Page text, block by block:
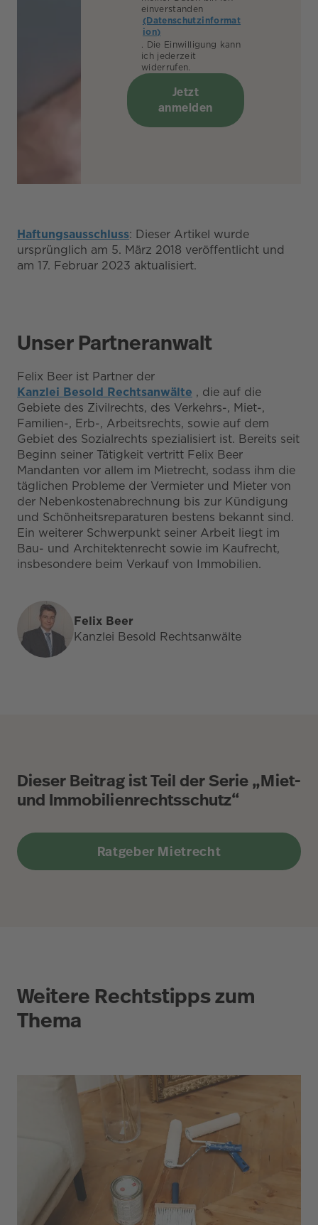
einverstanden
(Datenschutzinformat
ion)
. Die Einwilligung kann
ich jederzeit
widerrufen.
Jetzt
anmelden
Haftungsausschluss: Dieser Artikel wurde
ursprünglich am 5. März 2018 veröffentlicht und
am 17. Februar 2023 aktualisiert.
Unser Partneranwalt
Felix Beer ist Partner der
Kanzlei Besold Rechtsanwälte , die auf die
Gebiete des Zivilrechts, des Verkehrs-, Miet-,
Familien-, Erb-, Arbeitsrechts, sowie auf dem
Gebiet des Sozialrechts spezialisiert ist. Bereits seit
Beginn seiner Tätigkeit vertritt Felix Beer
Mandanten vor allem im Mietrecht, sodass ihm die
täglichen Probleme der Vermieter und Mieter von
der Nebenkostenabrechnung bis zur Kündigung
und Schönheitsreparaturen bestens bekannt sind.
Ein weiterer Schwerpunkt seiner Arbeit liegt im
Bau- und Architektenrecht sowie im Kaufrecht,
insbesondere beim Verkauf von Immobilien.
Felix Beer
Kanzlei Besold Rechtsanwälte
Dieser Beitrag ist Teil der Serie „Miet-
und Immobilienrechtsschutz“
Ratgeber Mietrecht
Weitere Rechtstipps zum
Thema